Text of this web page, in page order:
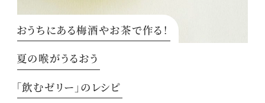
おうちにある梅酒やお茶で作る！
夏の喉がうるおう
「飲むゼリー」のレシピ